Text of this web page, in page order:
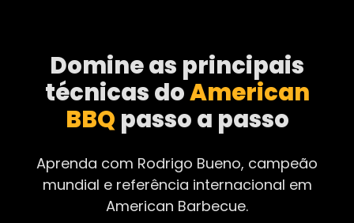
Domine as principais
técnicas doAmerican
BBQ passo a passo
Aprenda com Rodrigo Bueno, campeão
mundial e referência internacional em
American Barbecue.